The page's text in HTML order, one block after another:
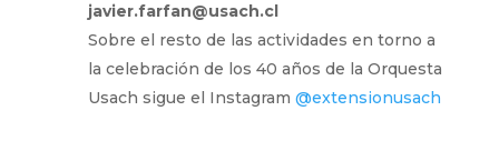
javier.farfan@usach.cl
Sobre el resto de las actividades en torno a
la celebración de los 40 años de la Orquesta
Usach sigue el Instagram @extensionusach